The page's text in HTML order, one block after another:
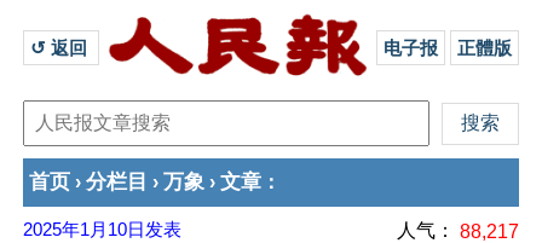
↺ 返回 电子报 正體版
首页 › 分栏目 › 万象 › 文章 ：
2025年1月10日 发表 人气： 88,217